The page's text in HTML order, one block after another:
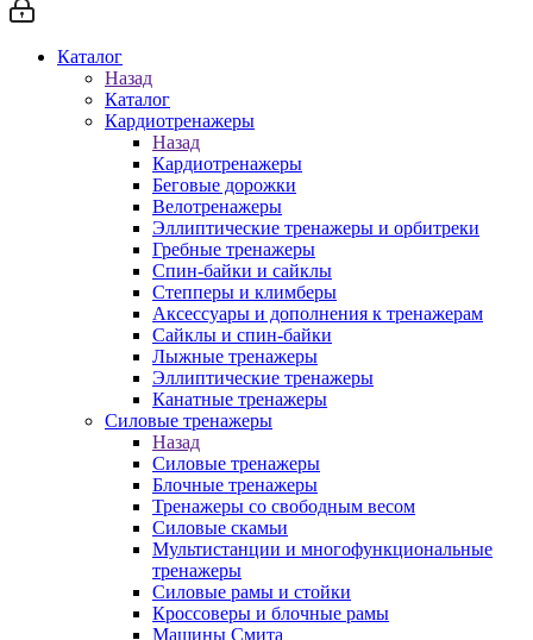
Каталог
Назад
Каталог
Кардиотренажеры
Назад
Кардиотренажеры
Беговые дорожки
Велотренажеры
Эллиптические тренажеры и орбитреки
Гребные тренажеры
Спин-байки и сайклы
Степперы и климберы
Аксессуары и дополнения к тренажерам
Сайклы и спин-байки
Лыжные тренажеры
Эллиптические тренажеры
Канатные тренажеры
Силовые тренажеры
Назад
Силовые тренажеры
Блочные тренажеры
Тренажеры со свободным весом
Силовые скамьи
Мультистанции и многофункциональные
тренажеры
Силовые рамы и стойки
Кроссоверы и блочные рамы
Машины Смита